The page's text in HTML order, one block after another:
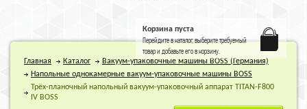
Корзина пуста
Перейдите вкаталог, выберите требуемый
товар и добавьте его в корзину.
Главная Каталог
Вакуум-упаковочные машины BOSS (Германия)
Напольные однокамерные вакуум-упаковочные машины BOSS
Трёх-планочный напольный вакуум-упаковочный аппарат TITAN-F800
IV BOSS